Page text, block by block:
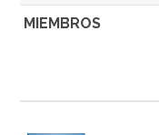
MIEMBROS